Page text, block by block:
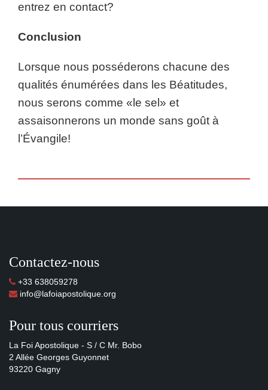
entrez en contact?
Conclusion
Lorsque nous posséderons chacune des
qualités énumérées dans les Béatitudes,
nous serons comme «le sel» et
assaisonnerons un monde sans goût à
l’Évangile!
Contactez-nous
+33 638059278
info@lafoiapostolique.org
Pour tous courriers
La Foi Apostolique - S / C Mr. Bobo
2 Allée Georges Guyonnet
93220 Gagny